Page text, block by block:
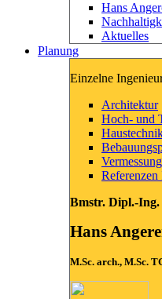
Hans
Aktuelles
Planung
Einzelne
Architektur
Hoch- und
Vermessung
Bmstr. Dipl.-
Hans
M.Sc. arch., M.Sc.